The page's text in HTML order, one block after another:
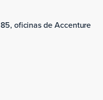
oficinas de Accenture